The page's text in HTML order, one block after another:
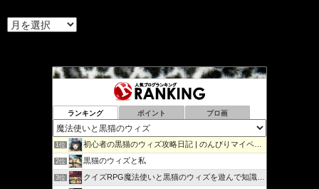
ア
ー
ランキング ポイント ブロ画
1位 初心者の黒猫のウィズ攻略日記 | のんびりマイペースで攻略…
2位 黒猫のウィズと私
3位 クイズRPG魔法使いと黒猫のウィズを遊んで知識を増やそう